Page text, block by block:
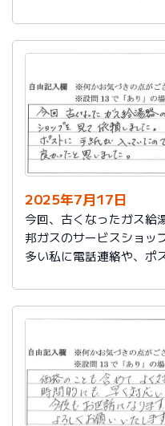
また今後、何かあれば利
ありがとうございました
2025年7月17日
今回、古くなったガス給
邦ガスのサービスショッ
多い私に電話連絡や、ポ
た。